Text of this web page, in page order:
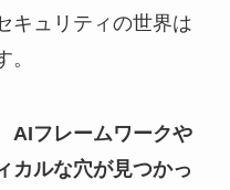
キュリティの世界は
AIフレームワークや
カルな穴が見つかっ